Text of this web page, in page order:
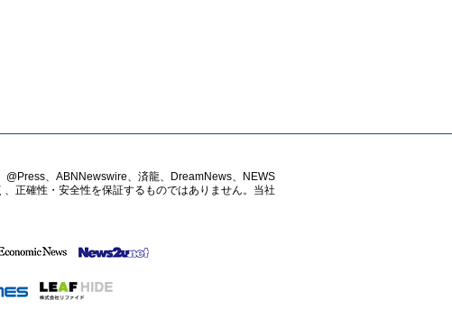
@Press、ABNNewswire、済龍、DreamNews、NEWS
正確性・安全性を保証するものではありません。当社